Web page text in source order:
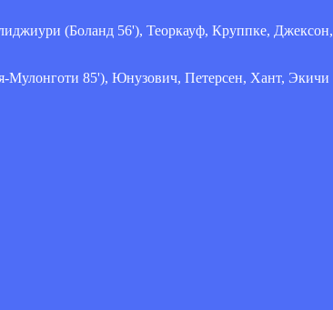
(Боланд 56'), Теоркауф, Круппке, Джексон,
85'), Юнузович, Петерсен, Хант, Экичи